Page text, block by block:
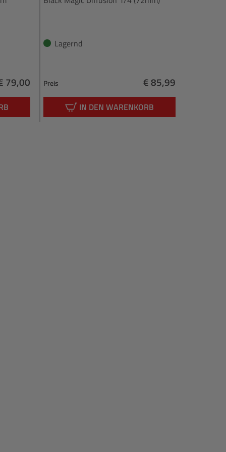
Preis:
79,00
Lagernd
Preis
Regulärer Preis:
€ 85,99
IN DEN WARENKORB